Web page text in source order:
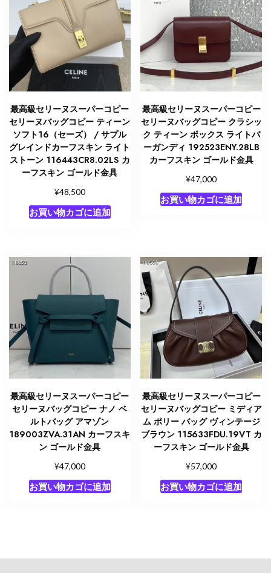
ス
キ
ン
ー
ル
ド
金
具
個
最高級セリーヌスーパーコピー
セリーヌバッグコピー ティーン
ソフト16（セーズ） / サプル
グレインドカーフスキン ライト
ストーン 116443CR8.02LS カ
ーフスキン ゴールド金具
¥48,500
お買い物カゴに追加
最高級セリーヌスーパーコピー
セリーヌバッグコピー クラシッ
ク ティーン ボックス ライトバ
ーガンディ 192523ENY.28LB
カーフスキン ゴールド金具
¥47,000
お買い物カゴに追加
最高級セリーヌスーパーコピー
セリーヌバッグコピー ナノ ベ
ルトバッグ アマゾン
189003ZVA.31AN カーフスキ
ン ゴールド金具
¥47,000
お買い物カゴに追加
最高級セリーヌスーパーコピー
セリーヌバッグコピー ミディア
ム ポリー バッグ ヴィンテージ
ブラウン 115633FDU.19VT カ
ーフスキン ゴールド金具
¥57,000
お買い物カゴに追加